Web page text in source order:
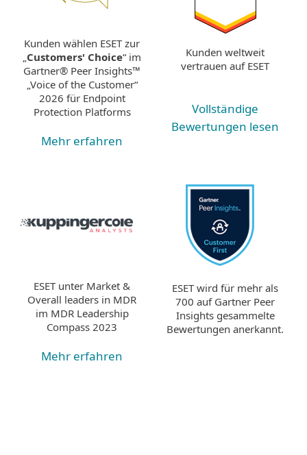
Kunden wählen ESET zur
Customers' Choice“ im
Gartner® Peer Insights™
„Voice of the Customer“
2026 für Endpoint
Protection Platforms
Mehr erfahren
Kunden weltweit
vertrauen auf ESET
Vollständige
Bewertungen lesen
ESET unter Market &
Overall leaders in MDR
im MDR Leadership
Compass 2023
Mehr erfahren
ESET wird für mehr als
700 auf Gartner Peer
Insights gesammelte
Bewertungen anerkannt.